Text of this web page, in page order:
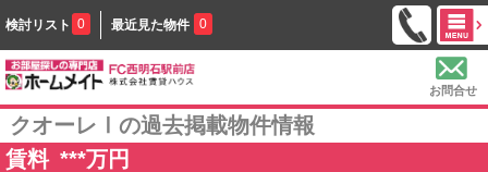
検討リスト 0 最近見た物件 0
お問合せ
クオーレⅠの過去掲載物件情報
賃料 ***万円